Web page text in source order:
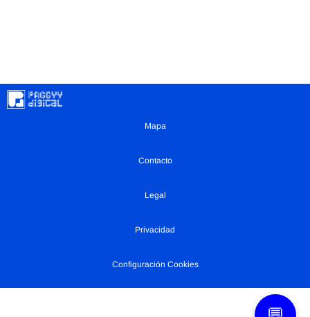
Mapa
Contacto
Legal
Privacidad
Configuración Cookies